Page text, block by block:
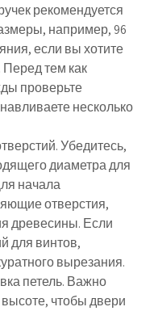
рекомендуется
например, 96
если вы хотите
Перед тем как
проверьте
несколько
Убедитесь,
диаметра для
начала
отверстия,
древесины. Если
для винтов,
вырезания.
петель. Важно
чтобы двери